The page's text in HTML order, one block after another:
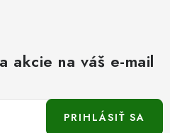
akcie na váš e-mail
PRIHLÁSIŤ SA